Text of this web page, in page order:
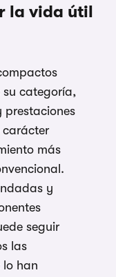
la vida útil
categoría,
carácter
más
y
seguir
las
lo han